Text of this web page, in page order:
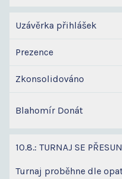
Uzávěrka přihlášek
Prezence
Zkonsolidováno
Blahomír Donát
10.8.: TURNAJ SE
Turnaj proběhne dle